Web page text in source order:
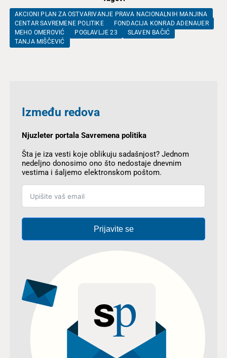
AKCIONI PLAN ZA OSTVARIVANJE PRAVA NACIONALNIH MANJINA
CENTAR SAVREMENE POLITIKE
FONDACIJA KONRAD ADENAUER
MEHO OMEROVIĆ
POGLAVLJE 23
SLAVEN BAČIĆ
TANJA MIŠČEVIĆ
Između redova
Njuzleter portala Savremena politika
Šta je iza vesti koje oblikuju sadašnjost? Jednom
nedeljno donosimo ono što nedostaje dnevnim
vestima i šaljemo elektronskom poštom.
Prijavite se